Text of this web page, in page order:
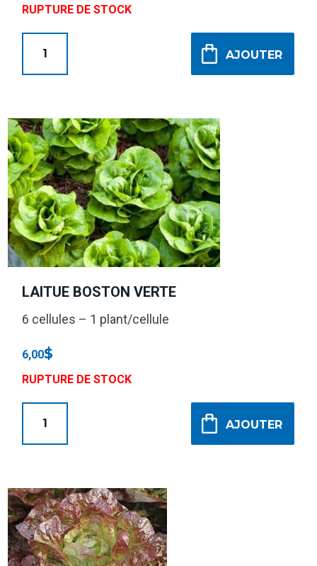
RUPTURE DE STOCK
AJOUTER
LAITUE BOSTON VERTE
6 cellules – 1 plant/cellule
6,00$
RUPTURE DE STOCK
AJOUTER